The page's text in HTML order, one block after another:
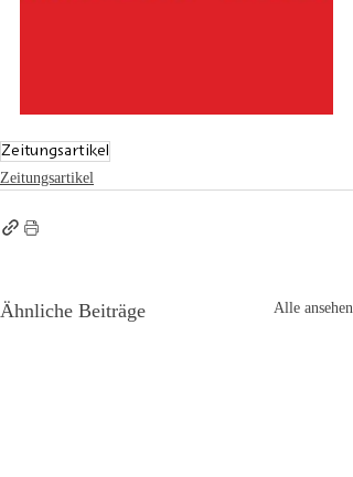
Zeitungsartikel
Zeitungsartikel
Ähnliche Beiträge Alle ansehen